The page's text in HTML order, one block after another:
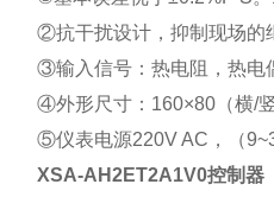
②抗干扰设计，抑制现场的
③输入信号：热电阻，热电
④外形尺寸：160×80（横/
⑤仪表电源220V AC，（
XSA-AH2ET2A1V0控制器